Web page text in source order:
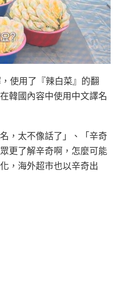
使用了『辣白菜』的翻
韓國內容中使用中文譯名
，太不像話了」、「辛奇
更了解辛奇啊，怎麼可能
，海外超市也以辛奇出